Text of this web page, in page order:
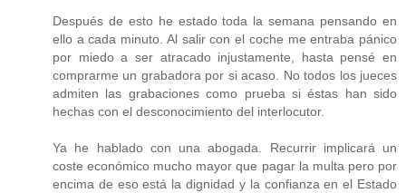
Después de esto he estado toda la semana pensando en
ello a cada minuto. Al salir con el coche me entraba pánico
por miedo a ser atracado injustamente, hasta pensé en
comprarme un grabadora por si acaso. No todos los jueces
admiten las grabaciones como prueba si éstas han sido
hechas con el desconocimiento del interlocutor.
Ya he hablado con una abogada. Recurrir implicará un
coste económico mucho mayor que pagar la multa pero por
encima de eso está la dignidad y la confianza en el Estado